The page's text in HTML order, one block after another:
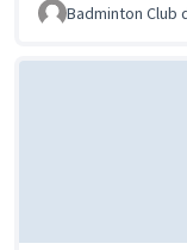
Badminton Club